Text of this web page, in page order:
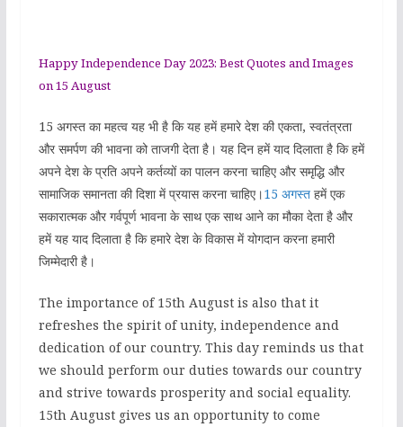
Happy Independence Day 2023: Best Quotes and Images
on 15 August
15 अगस्त का महत्व यह भी है कि यह हमें हमारे देश की एकता, स्वतंत्रता
और समर्पण की भावना को ताजगी देता है। यह दिन हमें याद दिलाता है कि हमें
अपने देश के प्रति अपने कर्तव्यों का पालन करना चाहिए और समृद्धि और
सामाजिक समानता की दिशा में प्रयास करना चाहिए।15 अगस्तहमें एक
सकारात्मक और गर्वपूर्ण भावना के साथ एक साथ आने का मौका देता है और
हमें यह याद दिलाता है कि हमारे देश के विकास में योगदान करना हमारी
जिम्मेदारी है।
The importance of 15th August is also that it
refreshes the spirit of unity, independence and
dedication of our country. This day reminds us that
we should perform our duties towards our country
and strive towards prosperity and social equality.
15th August gives us an opportunity to come